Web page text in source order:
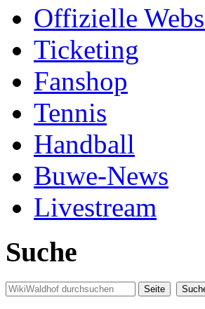
Offizielle
Ticketing
Fanshop
Tennis
Handball
Buwe-News
Livestream
Suche